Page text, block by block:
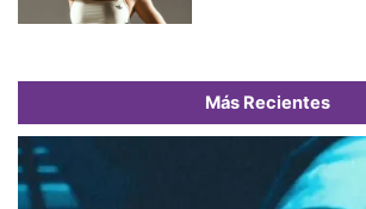
Más Recientes